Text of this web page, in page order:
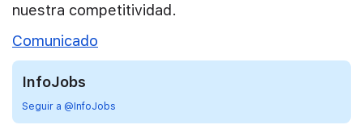
nuestra competitividad.
Comunicado
InfoJobs
Seguir a @InfoJobs